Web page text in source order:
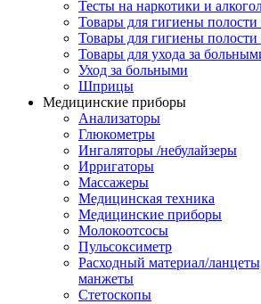
Тесты на наркотики и
Товары для гигиены полости
Товары для гигиены полости
Товары для ухода за
Уход за больными
Шприцы
Медицинские приборы
Анализаторы
Глюкометры
Ингаляторы /небулайзеры
Ирригаторы
Массажеры
Медицинская техника
Медицинские приборы
Молокоотсосы
Пульсоксиметр
Расходный материал/
манжеты
Стетоскопы